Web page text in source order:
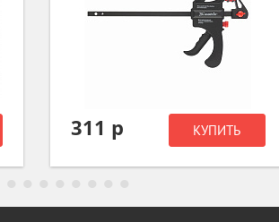
311 р КУПИТЬ